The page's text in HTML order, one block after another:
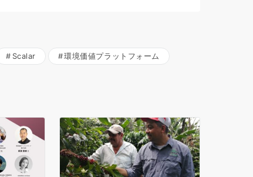
Scalar 環境価値プラットフォーム